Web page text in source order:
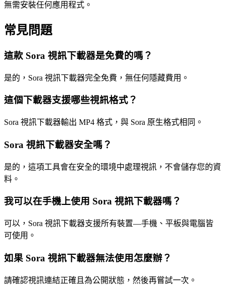
無需安裝任何應用程式。
常見問題
這款 Sora 視訊下載器是免費的嗎？
是的，Sora 視訊下載器完全免費，無任何隱藏費用。
這個下載器支援哪些視訊格式？
Sora 視訊下載器輸出 MP4 格式，與 Sora 原生格式相同。
Sora 視訊下載器安全嗎？
是的，這項工具會在安全的環境中處理視訊，不會儲存您的資
料。
我可以在手機上使用 Sora 視訊下載器嗎？
可以，Sora 視訊下載器支援所有裝置—手機、平板與電腦皆
可使用。
如果 Sora 視訊下載器無法使用怎麼辦？
請確認視訊連結正確且為公開狀態，然後再嘗試一次。